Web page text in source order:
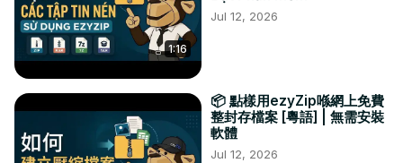
1:16
Jul 12, 2026
📦 點樣用ezyZip喺網上免費
整封存檔案 [粵語] | 無需安裝
軟體
Jul 12, 2026